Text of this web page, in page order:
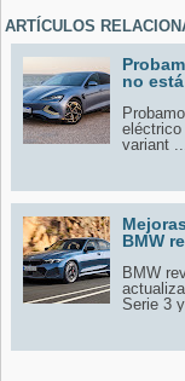
ARTÍCULOS
no
variant ...
BMW
BMW
Serie 3 y